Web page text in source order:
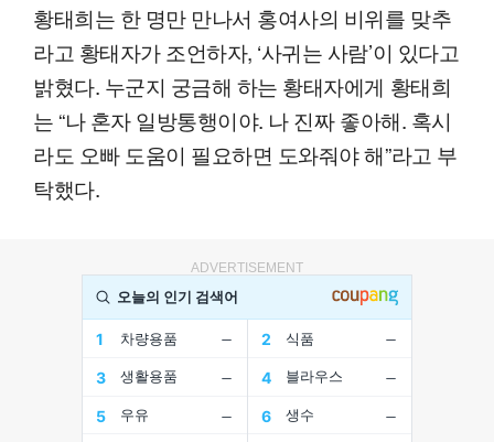
황태희는 한 명만 만나서 홍여사의 비위를 맞추
라고 황태자가 조언하자, ‘사귀는 사람’이 있다고
밝혔다. 누군지 궁금해 하는 황태자에게 황태희
는 “나 혼자 일방통행이야. 나 진짜 좋아해. 혹시
라도 오빠 도움이 필요하면 도와줘야 해”라고 부
탁했다.
ADVERTISEMENT